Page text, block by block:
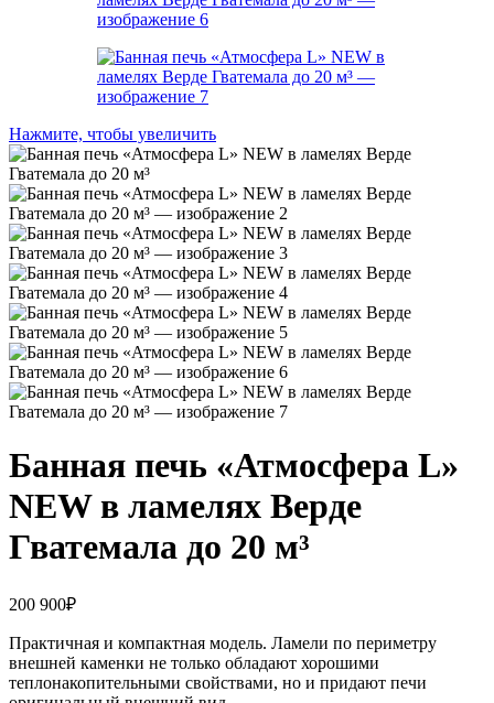
Нажмите, чтобы увеличить
Банная печь «Атмосфера L»
NEW в ламелях Верде
Гватемала до 20 м³
200 900₽
Практичная и компактная модель. Ламели по периметру
внешней каменки не только обладают хорошими
теплонакопительными свойствами, но и придают печи